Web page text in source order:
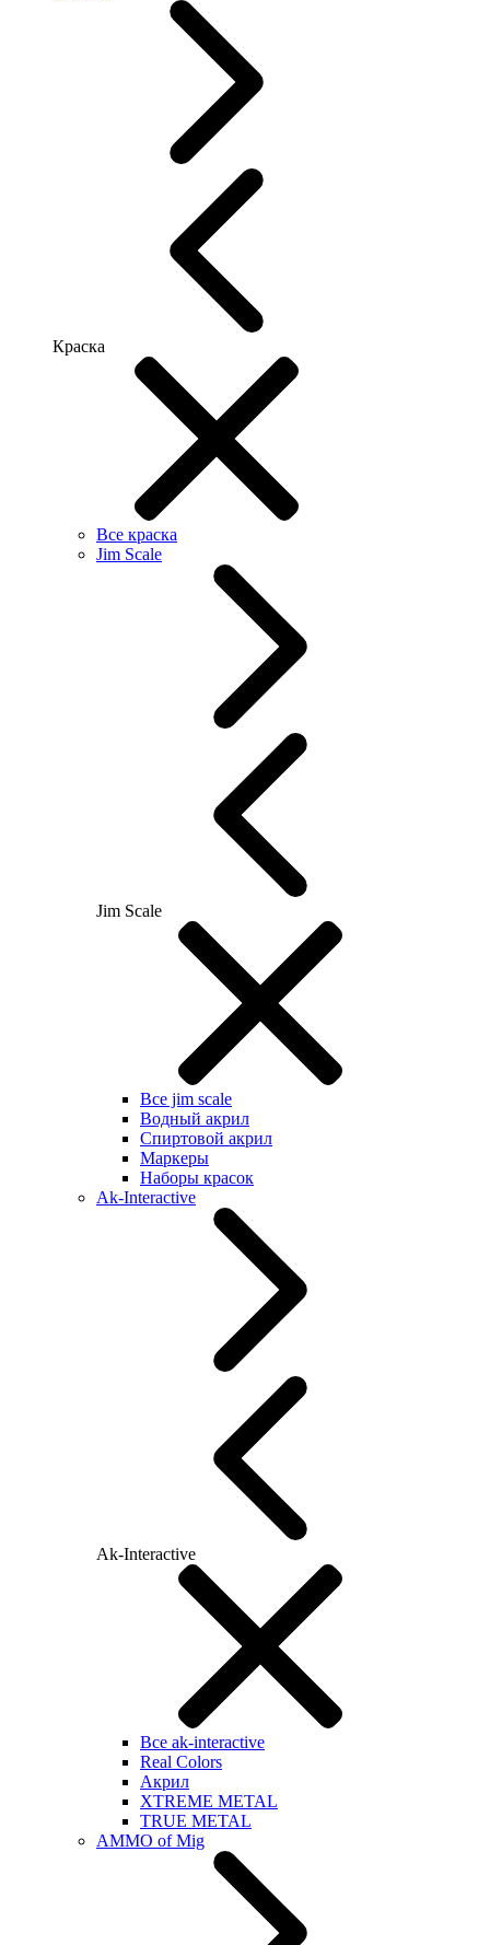
Краска
Все краска
Jim Scale
Jim Scale
Все jim scale
Водный акрил
Спиртовой акрил
Маркеры
Наборы красок
Ak-Interactive
Ak-Interactive
Все ak-interactive
Real Colors
Акрил
XTREME METAL
TRUE METAL
AMMO of Mig